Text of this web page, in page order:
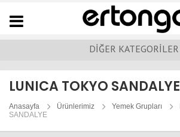
Navigation
DİĞER KATEGORİLER
LUNICA TOKYO SANDALYE
Anasayfa Ürünlerimiz Yemek Grupları
SANDALYE